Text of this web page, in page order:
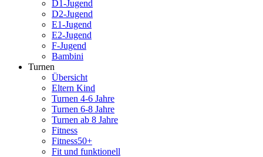
D1-Jugend
D2-Jugend
E1-Jugend
E2-Jugend
F-Jugend
Bambini
Turnen
Übersicht
Eltern Kind
Turnen 4-6 Jahre
Turnen 6-8 Jahre
Turnen ab 8 Jahre
Fitness
Fitness50+
Fit und funktionell